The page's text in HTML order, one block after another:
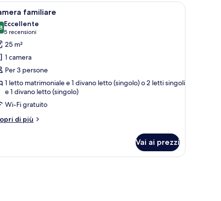
scrivania, una sedia e un grande cartello blu appeso al muro.
Una camera da letto con un letto, una
50 familiare
su 10
Eccellente
5 recensioni
(5
recensioni)
25 m²
1 camera
Per 3 persone
1 letto matrimoniale e 1 divano letto (singolo) o 2 letti singoli
e 1 divano letto (singolo)
Wi-Fi gratuito
di più
Vai ai prezzi